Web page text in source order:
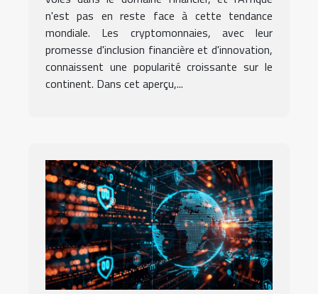
locale
n'est pas en reste face à cette tendance
mondiale. Les cryptomonnaies, avec leur
promesse d'inclusion financière et d'innovation,
connaissent une popularité croissante sur le
continent. Dans cet aperçu,...